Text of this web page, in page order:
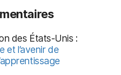
des États-Unis :
et l’avenir de